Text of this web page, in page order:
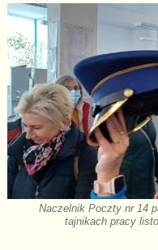
Naczelnik Poczty nr 14
tajnikach pracy